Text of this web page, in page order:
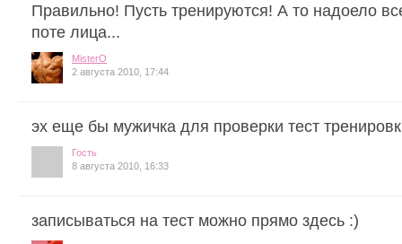
Правильно! Пусть тренируются! А то надоело
поте лица...
MisterO
2 августа 2010, 17:44
эх еще бы мужичка для проверки тест
Гость
8 августа 2010, 16:33
записываться на тест можно прямо здесь :)